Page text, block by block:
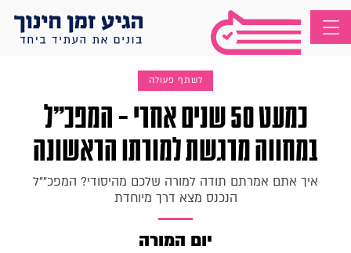
לשתף פעולה
כמעט 50 שנים אחרי – המפכ"ל
במחווה מרגשת למורתו הראשונה
איך אתם אמרתם תודה למורה שלכם מהיסודי? המפכ""ל
הנכנס מצא דרך מיוחדת
יום המורה